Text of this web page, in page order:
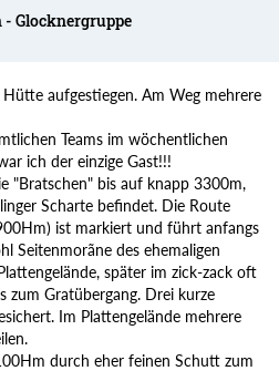
- Glocknergruppe
aufgestiegen. Am Weg mehrere
Teams im wöchentlichen
ich der einzige Gast!!!
"Bratschen" bis auf knapp 3300m,
Scharte befindet. Die Route
ist markiert und führt anfangs
Seitenmorãne des ehemaligen
später im zick-zack oft
zum Gratübergang. Drei kurze
Im Plattengelände mehrere
durch eher feinen Schutt zum